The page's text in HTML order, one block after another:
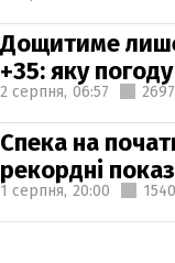
Дощитиме
+35: яку
2 серпня, 06:57 2697
Спека на
рекордні
1 серпня, 20:00 1540